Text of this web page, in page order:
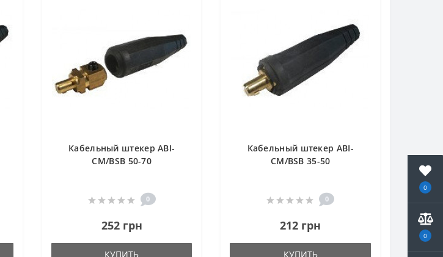
0
0
Кабельный штекер ABI-
CM/BSB 50-70
0
252 грн
КУПИТЬ
Кабельный штекер ABI-
CM/BSB 35-50
0
212 грн
КУПИТЬ